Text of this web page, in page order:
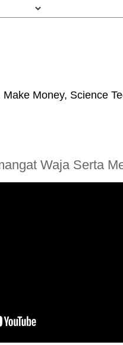
Money, Science
Waja Serta